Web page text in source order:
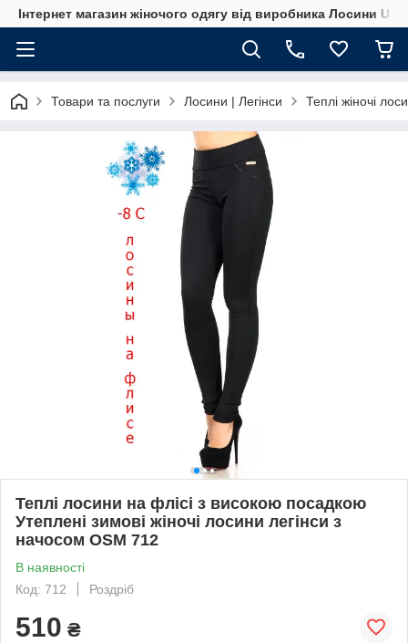
Інтернет магазин жіночого одягу від виробника Лосини UA
Товари та послуги Лосини | Легінси Теплі жіночі
Теплі лосини на флісі з високою посадкою
Утеплені зимові жіночі лосини легінси з
начосом OSM 712
В наявності
Код: 712
Роздріб
510 ₴